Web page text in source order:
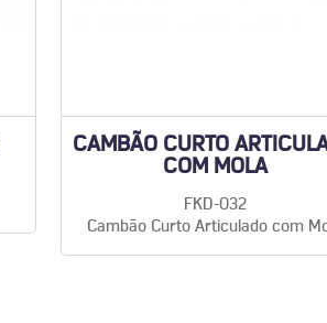
CAMBÃO CURTO
COM MOLA
FKD-032
Cambão Curto Articulado com